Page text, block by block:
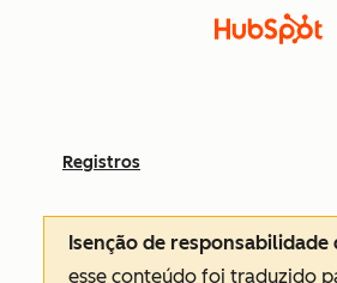
Registros
Isenção de responsabilidade
esse conteúdo foi traduzido